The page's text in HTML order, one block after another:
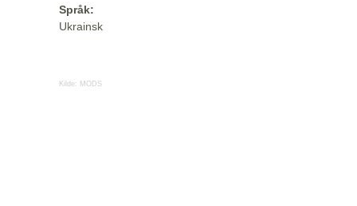
Språk:
Ukrainsk
Kilde: MODS